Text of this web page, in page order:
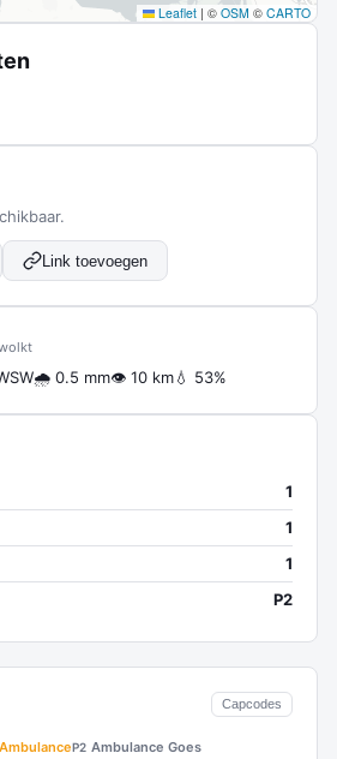
Capcodes
AmbulanceP2 Ambulance Goes
Leaflet | © OSM © CARTO
Link toevoegen
🌧 0.5 mm👁 10 km💧 53%
1
1
1
P2